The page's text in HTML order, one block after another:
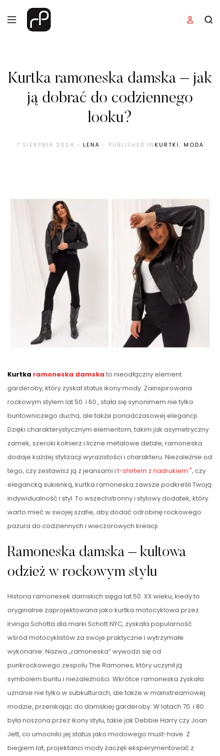
Kurtka ramoneska damska – jak
ją dobrać do codziennego
looku?
7 SIERPNIA 2024 - LENA - PUBLISHED INKURTKI, MODA
Kurtka ramoneska damska to nieodłączny element
garderoby, który zyskał status ikony mody. Zainspirowana
rockowym stylem lat 50. i 60., stała się synonimem nie tylko
buntowniczego ducha, ale także ponadczasowej elegancji.
Dzięki charakterystycznym elementom, takim jak asymetryczny
zamek, szeroki kołnierz i liczne metalowe detale, ramoneska
dodaje każdej stylizacji wyrazistości i charakteru. Niezależnie od
tego, czy zestawisz ją z jeansami i t-shirtem z nadrukiem , czy
elegancką sukienką, kurtka ramoneska zawsze podkreśli Twoją
indywidualność i styl. To wszechstronny i stylowy dodatek, który
warto mieć w swojej szafie, aby dodać odrobinę rockowego
pazura do codziennych i wieczorowych kreacji.
Ramoneska damska – kultowa
odzież w rockowym stylu
Historia ramonesek damskich sięga lat 50. XX wieku, kiedy to
oryginalnie zaprojektowana jako kurtka motocyklowa przez
Irvinga Schotta dla marki Schott NYC, zyskała popularność
wśród motocyklistów za swoje praktyczne i wytrzymałe
wykonanie. Nazwa „ramoneska” wywodzi się od
punkrockowego zespołu The Ramones, który uczynił ją
symbolem buntu i niezależności. Wkrótce ramoneska zyskała
uznanie nie tylko w subkulturach, ale także w mainstreamowej
modzie, przenikając do damskiej garderoby. W latach 70. i 80.
była noszona przez ikony stylu, takie jak Debbie Harry czy Joan
Jett, co umocniło jej status jako modowego must-have. Z
biegiem lat, projektanci mody zaczęli eksperymentować z